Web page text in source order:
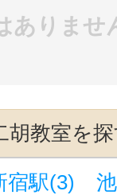
ありませ
胡教室を
宿駅(3)